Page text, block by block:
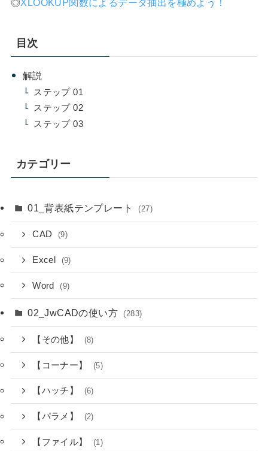
◎XLOOKUP関数によるデータ抽出を極めよう！
目次
解説
ステップ 01
ステップ 02
ステップ 03
カテゴリー
01_背表紙テンプレート (27)
CAD (9)
Excel (9)
Word (9)
02_JwCADの使い方 (283)
【その他】 (8)
【コーナー】 (5)
【ハッチ】 (6)
【パラメ】 (2)
【ファイル】 (1)